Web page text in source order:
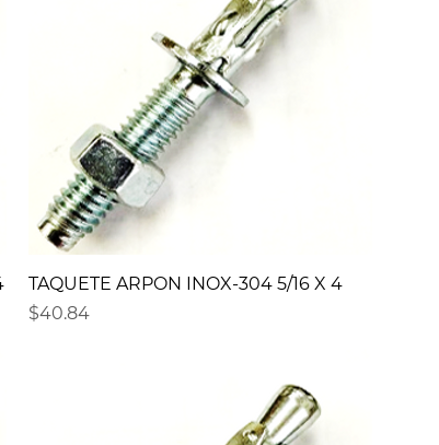
TAQUETE ARPON INOX-304 5/16 X 4
Precio
$40.84